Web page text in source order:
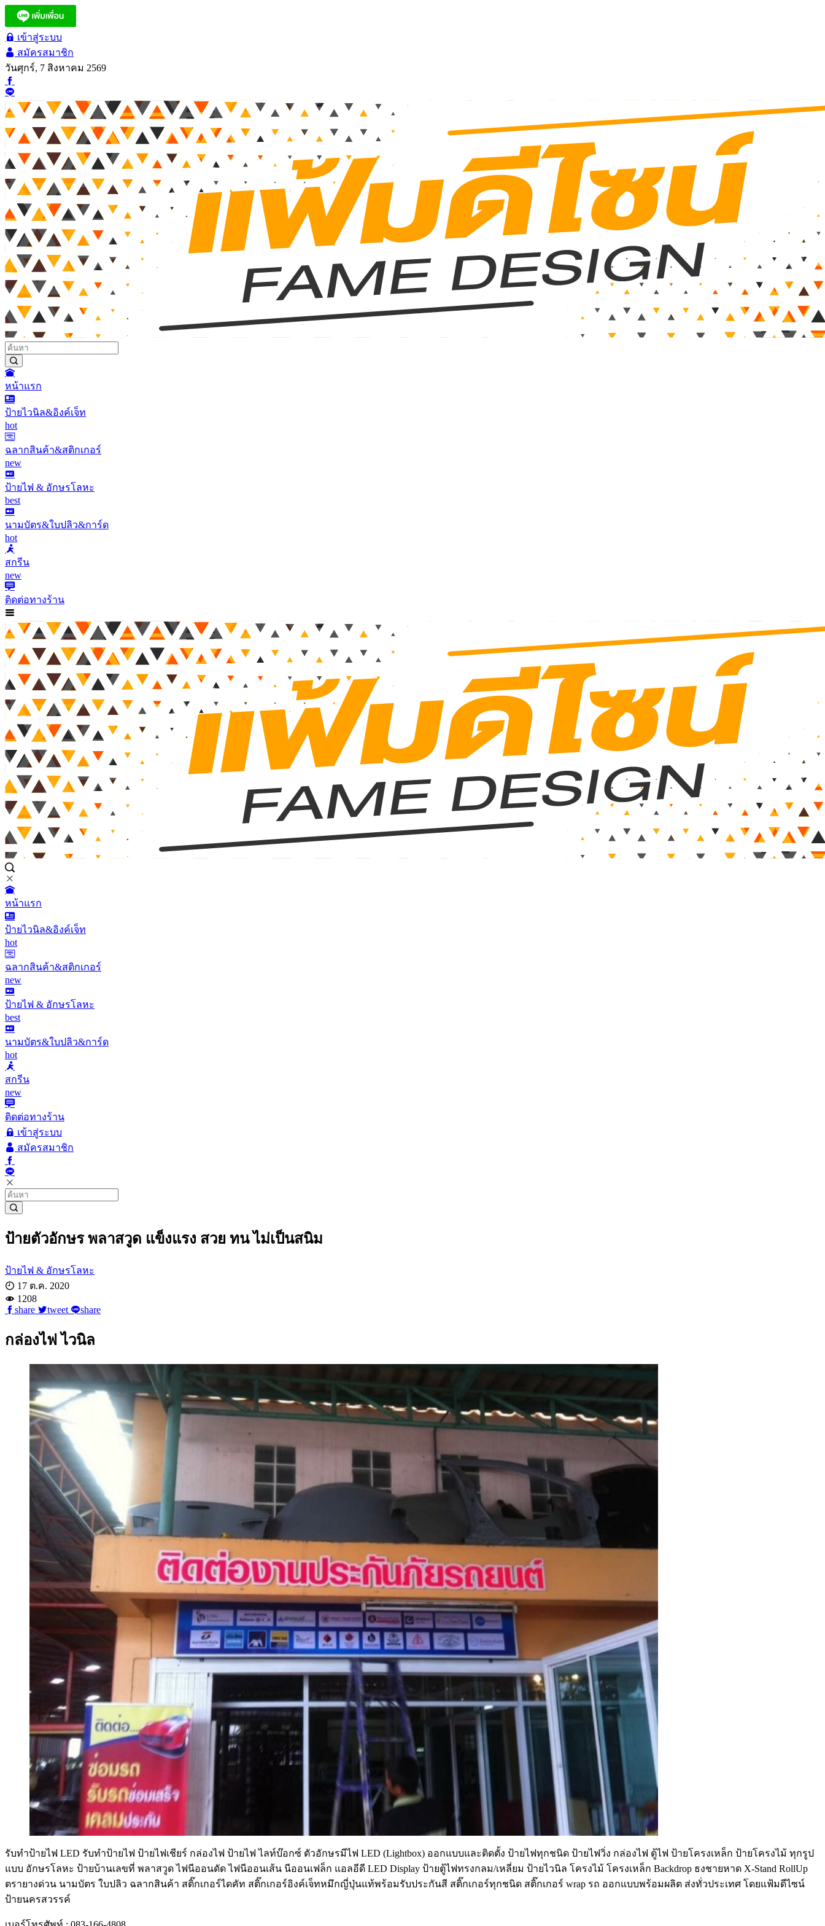
เข้าสู่ระบบ
สมัครสมาชิก
วันศุกร์, 7 สิงหาคม 2569
หน้าแรก
ป้ายไวนิล&อิงค์เจ็ท
hot
ฉลากสินค้า&สติกเกอร์
new
ป้ายไฟ & อักษรโลหะ
best
นามบัตร&ใบปลิว&การ์ด
hot
สกรีน
new
ติดต่อทางร้าน
หน้าแรก
ป้ายไวนิล&อิงค์เจ็ท
hot
ฉลากสินค้า&สติกเกอร์
new
ป้ายไฟ & อักษรโลหะ
best
นามบัตร&ใบปลิว&การ์ด
hot
สกรีน
new
ติดต่อทางร้าน
เข้าสู่ระบบ
สมัครสมาชิก
ป้ายตัวอักษร พลาสวูด แข็งแรง สวย ทน ไม่เป็นสนิม
ป้ายไฟ & อักษรโลหะ
17 ต.ค. 2020
1208
share
tweet share
กล่องไฟ ไวนิล
รับทําป้ายไฟ LED รับทำป้ายไฟ ป้ายไฟเชียร์ กล่องไฟ ป้ายไฟ ไลท์บ๊อกซ์ ตัวอักษรมีไฟ LED (Lightbox) ออกแบบและติดตั้ง ป้ายไฟทุกชนิด ป้ายไฟวิ่ง กล่องไฟ ตู้ไฟ ป้ายโครงเหล็ก ป้ายโครงไม้ ทุกรูป
แบบ อักษรโลหะ ป้ายบ้านเลขที่ พลาสวูด ไฟนีออนดัด ไฟนีออนเส้น นีออนเฟล็ก แอลอีดี LED Display ป้ายตู้ไฟทรงกลม/เหลี่ยม ป้ายไวนิล โครงไม้ โครงเหล็ก Backdrop ธงชายหาด X-Stand RollUp
ตรายางด่วน นามบัตร ใบปลิว ฉลากสินค้า สติ๊กเกอร์ไดคัท สติ๊กเกอร์อิงค์เจ็ทหมึกญี่ปุ่นแท้พร้อมรับประกันสี สติ๊กเกอร์ทุกชนิด สติ๊กเกอร์ wrap รถ ออกแบบพร้อมผลิต ส่งทั่วประเทศ โดยแฟ้มดีไซน์
ป้ายนครสวรรค์